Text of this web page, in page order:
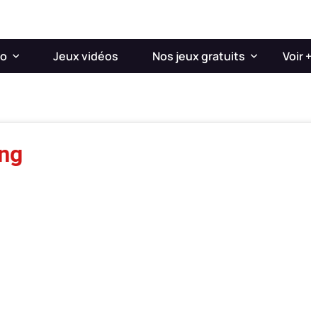
Jeux vidéos Nos jeux gratuits Voir +